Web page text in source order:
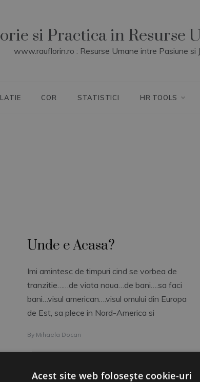
si Practica in Resurse
www.rauflorin.ro : Resurse Umane intre Pasiune si
COR STATISTICI HR TOOLS
Unde e Acasa?
Imi amintesc de timpuri cind se vorbea de
tranzitie……de viata noua…de bani….sa faci
bani…visul american….visul omului din Europa
de Est, sa plece in Nord-America si
By Mihaela Docan
Acest site web folosește cookie-uri